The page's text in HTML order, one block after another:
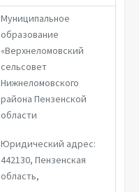
Муниципальное
образование
«Верхнеломовский
сельсовет
Нижнеломовского
района Пензенской
области
Юридический адрес:
442130, Пензенская
область,